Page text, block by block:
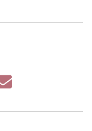
Share